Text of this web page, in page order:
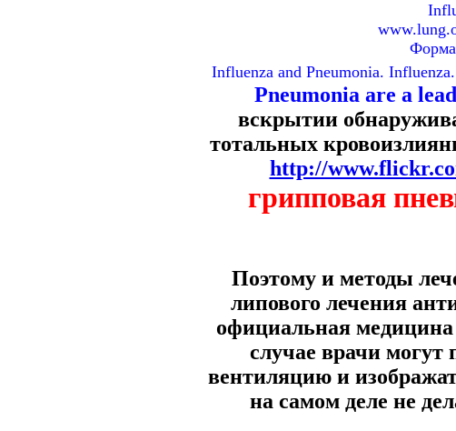
Influenza and Pneumonia.
Pneumonia are a
вскрытии
тотальных
http://
грипповая
Поэтому и методы
липового лечения
официальная медицина
случае врачи могут
вентиляцию и
на самом деле не